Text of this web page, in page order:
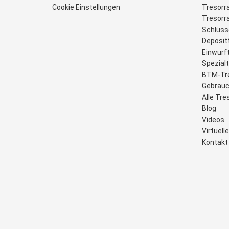
Cookie Einstellungen
BTM-
Alle
Blog
Videos